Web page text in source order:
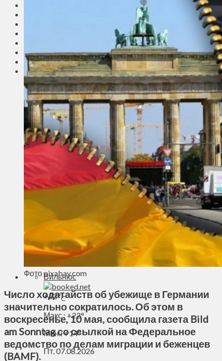
Сейм Литвы
Культура
Больше
Фоторепортаж
Туризм
ЛК рекомендует
Сеньорам
Образование
Здравоохранение
Экология
Происшествия
Приграничье
Деньги
Визиты
Выборы
Едим дома
Ищу семью
Духовное пространство
Спорт
Технологии
Энергетика
Вильнюс
+22°C
Макс.: +22°
Мин.:+14°
Пт, 07.08.2026
Фото pixabay.com
Число ходатайств об убежище в Германии
значительно сократилось. Об этом в
воскресенье, 10 мая, сообщила газета Bild
am Sonntag со ссылкой на Федеральное
ведомство по делам миграции и беженцев
(BAMF).